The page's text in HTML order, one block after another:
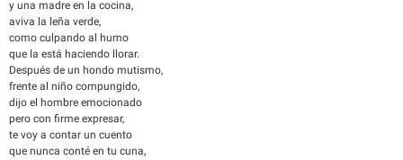
y una madre en la cocina,
aviva la leña verde,
como culpando al humo
que la está haciendo llorar.
Después de un hondo mutismo,
frente al niño compungido,
dijo el hombre emocionado
pero con firme expresar,
te voy a contar un cuento
que nunca conté en tu cuna,